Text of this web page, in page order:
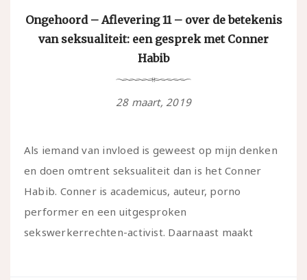
Ongehoord – Aflevering 11 – over de betekenis
van seksualiteit: een gesprek met Conner
Habib
28 maart, 2019
Als iemand van invloed is geweest op mijn denken
en doen omtrent seksualiteit dan is het Conner
Habib. Conner is academicus, auteur, porno
performer en een uitgesproken
sekswerkerrechten-activist. Daarnaast maakt